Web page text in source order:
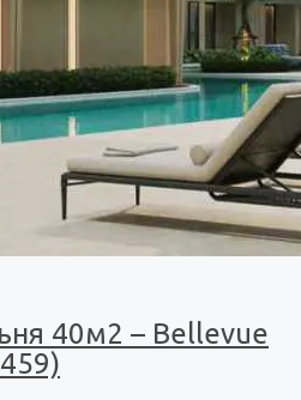
40м2 – Bellevue